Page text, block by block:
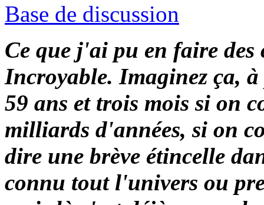
Base de discussion
Ce que j'ai pu en faire des
Incroyable. Imaginez ça,
59 ans et trois mois si on
milliards d'années, si on
dire une brève étincelle
connu tout l'univers ou